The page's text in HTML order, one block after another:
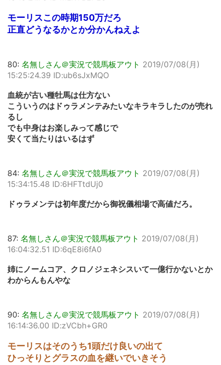
モーリスこの時期150万だろ
正直どうなるかとか分かんねえよ
80: 名無しさん＠実況で競馬板アウト 2019/07/08(月)
15:25:24.39 ID:ub6sJxMQO
血統が古い種牡馬は仕方ない
こういうのはドゥラメンテみたいなキラキラしたのが売れ
るし
でも中身はお楽しみって感じで
安くて当たりはいるはず
84: 名無しさん＠実況で競馬板アウト 2019/07/08(月)
15:34:15.48 ID:6HFTtdUj0
ドゥラメンテは初年度だから御祝儀相場で高値だろ。
87: 名無しさん＠実況で競馬板アウト 2019/07/08(月)
16:04:32.51 ID:6qE8i6fA0
姉にノームコア、クロノジェネシスいて一億行かないとか
わからんもんやな
90: 名無しさん＠実況で競馬板アウト 2019/07/08(月)
16:14:36.00 ID:zVCbh+GR0
モーリスはそのうち1頭だけ良いの出て
ひっそりとグラスの血を継いでいきそう